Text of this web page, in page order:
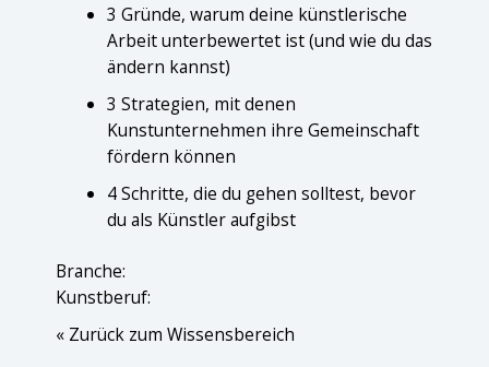
3 Gründe, warum deine künstlerische
Arbeit unterbewertet ist (und wie du das
ändern kannst)
3 Strategien, mit denen
Kunstunternehmen ihre Gemeinschaft
fördern können
4 Schritte, die du gehen solltest, bevor
du als Künstler aufgibst
Branche:
Kunstberuf:
« Zurück zum Wissensbereich